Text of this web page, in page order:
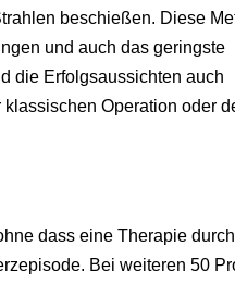
beschießen. Diese
und auch das geringste
die Erfolgsaussichten auch
Operation oder
dass eine Therapie
Bei weiteren 50